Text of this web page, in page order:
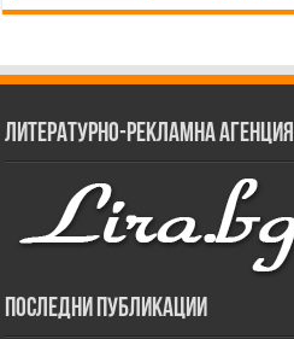
Литературно-рекламна агенция
Последни публикации